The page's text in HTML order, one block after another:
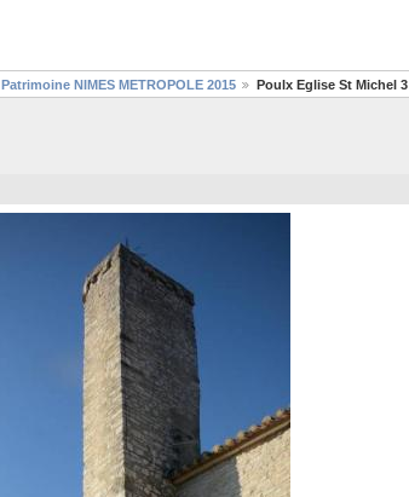
Patrimoine NIMES METROPOLE 2015 Poulx Eglise St Michel 3